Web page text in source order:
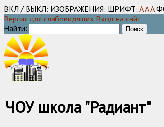
ВКЛ / ВЫКЛ: ИЗОБРАЖЕНИЯ: ШРИФТ: AAA
Версия для слабовидящих Вход на сайт
Найти:
ЧОУ школа "Радиант"